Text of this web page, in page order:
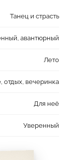
Танец и страсть
авантюрный
Лето
отдых, вечеринка
Для неё
Уверенный